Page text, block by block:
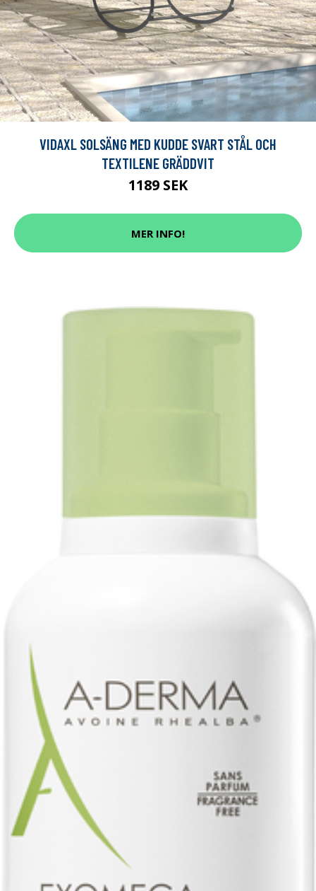
VIDAXL SOLSÄNG MED KUDDE SVART STÅL OCH
TEXTILENE GRÄDDVIT
1189 SEK
MER INFO!